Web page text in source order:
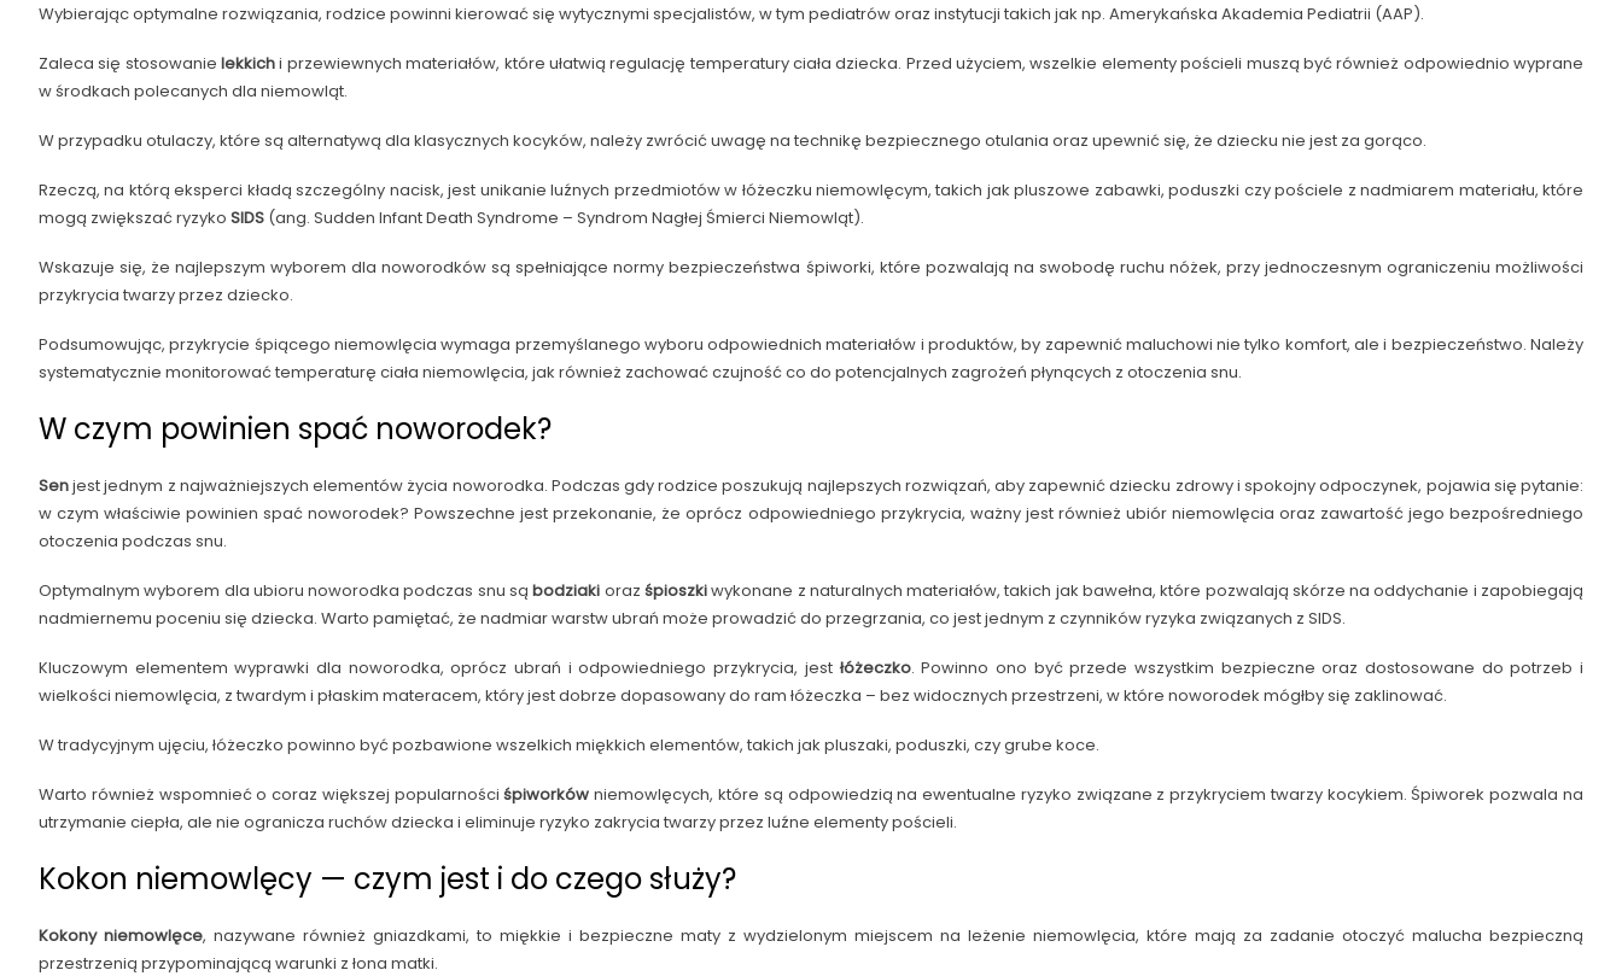
Wybierając optymalne rozwiązania, rodzice powinni kierować się wytycznymi specjalistów, w tym pediatrów oraz instytucji takich jak np. Amerykańska Akademia Pediatrii (AAP).
Zaleca się stosowanielekkichi przewiewnych materiałów, które ułatwią regulację temperatury ciała dziecka. Przed użyciem, wszelkie elementy pościeli muszą być również odpowiednio wyprane
w środkach polecanych dla niemowląt.
W przypadku otulaczy, które są alternatywą dla klasycznych kocyków, należy zwrócić uwagę na technikę bezpiecznego otulania oraz upewnić się, że dziecku nie jest za gorąco.
Rzeczą, na którą eksperci kładą szczególny nacisk, jest unikanie luźnych przedmiotów w łóżeczku niemowlęcym, takich jak pluszowe zabawki, poduszki czy pościele z nadmiarem materiału, które
mogą zwiększać ryzyko SIDS (ang. Sudden Infant Death Syndrome – Syndrom Nagłej Śmierci Niemowląt).
Wskazuje się, że najlepszym wyborem dla noworodków są spełniające normy bezpieczeństwa śpiworki, które pozwalają na swobodę ruchu nóżek, przy jednoczesnym ograniczeniu możliwości
przykrycia twarzy przez dziecko.
Podsumowując, przykrycie śpiącego niemowlęcia wymaga przemyślanego wyboru odpowiednich materiałów i produktów, by zapewnić maluchowi nie tylko komfort, ale i bezpieczeństwo. Należy
systematycznie monitorować temperaturę ciała niemowlęcia, jak również zachować czujność co do potencjalnych zagrożeń płynących z otoczenia snu.
W czym powinien spać noworodek?
Senjest jednym z najważniejszych elementów życia noworodka. Podczas gdy rodzice poszukują najlepszych rozwiązań, aby zapewnić dziecku zdrowy i spokojny odpoczynek, pojawia się pytanie:
w czym właściwie powinien spać noworodek? Powszechne jest przekonanie, że oprócz odpowiedniego przykrycia, ważny jest również ubiór niemowlęcia oraz zawartość jego bezpośredniego
otoczenia podczas snu.
Optymalnym wyborem dla ubioru noworodka podczas snu sąbodziaki oraz śpioszkiwykonane z naturalnych materiałów, takich jak bawełna, które pozwalają skórze na oddychanie i zapobiegają
nadmiernemu poceniu się dziecka. Warto pamiętać, że nadmiar warstw ubrań może prowadzić do przegrzania, co jest jednym z czynników ryzyka związanych z SIDS.
Kluczowym elementem wyprawki dla noworodka, oprócz ubrań i odpowiedniego przykrycia, jestłóżeczko. Powinno ono być przede wszystkim bezpieczne oraz dostosowane do potrzeb i
wielkości niemowlęcia, z twardym i płaskim materacem, który jest dobrze dopasowany do ram łóżeczka – bez widocznych przestrzeni, w które noworodek mógłby się zaklinować.
W tradycyjnym ujęciu, łóżeczko powinno być pozbawione wszelkich miękkich elementów, takich jak pluszaki, poduszki, czy grube koce.
Warto również wspomnieć o coraz większej popularnościśpiworków niemowlęcych, które są odpowiedzią na ewentualne ryzyko związane z przykryciem twarzy kocykiem. Śpiworek pozwala na
utrzymanie ciepła, ale nie ogranicza ruchów dziecka i eliminuje ryzyko zakrycia twarzy przez luźne elementy pościeli.
Kokon niemowlęcy — czym jest i do czego służy?
Kokony niemowlęce, nazywane również gniazdkami, to miękkie i bezpieczne maty z wydzielonym miejscem na leżenie niemowlęcia, które mają za zadanie otoczyć malucha bezpieczną
przestrzenią przypominającą warunki z łona matki.